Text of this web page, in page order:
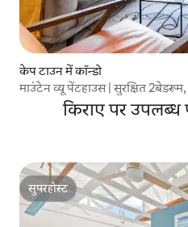
केप टाउन में कॉन्डो
माउंटेन व्यू पेंटहाउस | सुरक्षित
किराए पर उपलब्ध
सुपरहोस्ट
सुपरहोस्ट